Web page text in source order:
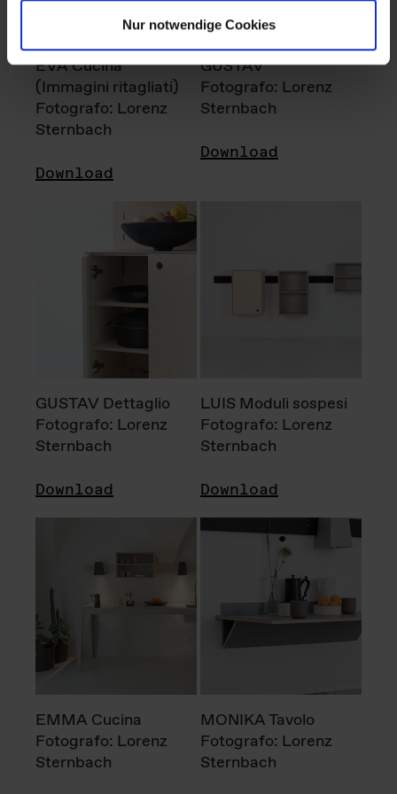
Nur notwendige Cookies
EVA Cucina
(Immagini ritagliati)
Fotografo: Lorenz
Sternbach
Download
GUSTAV
Fotografo: Lorenz
Sternbach
Download
GUSTAV Dettaglio
Fotografo: Lorenz
Sternbach
Download
LUIS Moduli sospesi
Fotografo: Lorenz
Sternbach
Download
EMMA Cucina
Fotografo: Lorenz
Sternbach
MONIKA Tavolo
Fotografo: Lorenz
Sternbach